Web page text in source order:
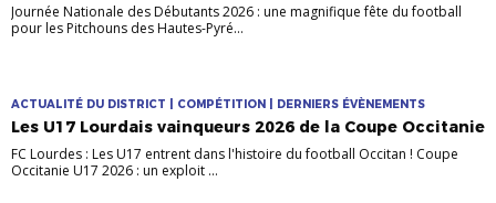
Journée Nationale des Débutants 2026 : une magnifique fête du football
pour les Pitchouns des Hautes-Pyré...
ACTUALITÉ DU DISTRICT | COMPÉTITION | DERNIERS ÉVÈNEMENTS
Les U17 Lourdais vainqueurs 2026 de la Coupe Occitanie
FC Lourdes : Les U17 entrent dans l'histoire du football Occitan ! Coupe
Occitanie U17 2026 : un exploit ...